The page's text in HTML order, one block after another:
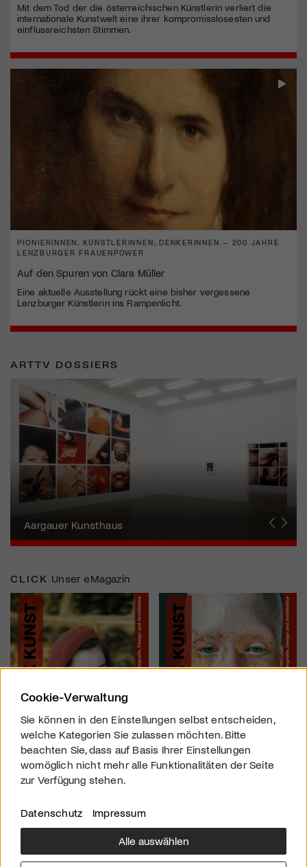
Mit dem Tod der die österreichischen Künstlerin verliert die
internationale Kunstwelt eine ihrer kompromisslosesten und
einflussreichsten Stimmen.
PIONIERINNEN, KÜNSTLERINNEN, DENKERINNEN – 200 JAHRE
LENZBURGER FRAUENPOWER
Auf den Spuren von Clara Müller
Eine aktuelle Ausstellung rückt eine bisher vergessene
Lenzburger Künstlerin ins Rampenlicht.
ARTTV DOSSIERS
Künstlerin
Aargauer Kunsthaus
Gewerbemuseum Winterthur
Liste Art Fair Basel
Bündner Kunstmuseum
Künstler:innen Portraits
Junge Schweizer Kunst
Vögele Kultur Zentrum
Nidwaldner Museum
Haus für Kunst Uri
CLICK Unser eMagazin
Über uns Downloads Impressum
Cookie-Verwaltung
Sie können in den Einstellungen selbst entscheiden,
welche Kategorien Sie zulassen möchten. Bitte
beachten Sie, dass auf Basis Ihrer Einstellungen
womöglich nicht mehr alle Funktionalitäten der Seite
zur Verfügung stehen.
Datenschutz Impressum
Alle auswählen